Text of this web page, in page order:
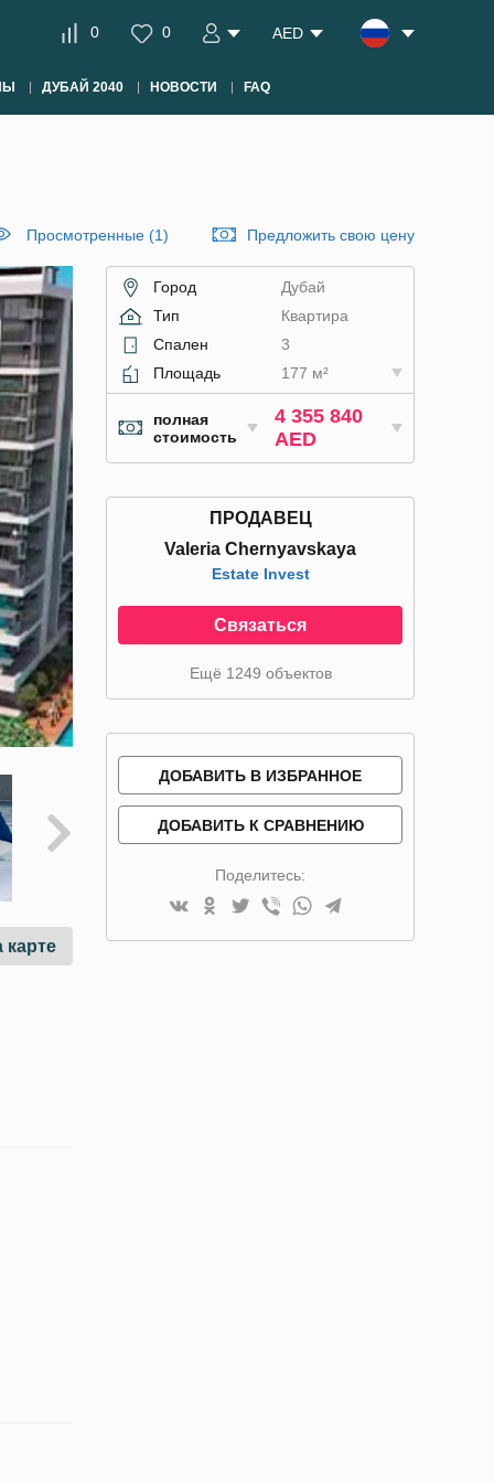
0 0 AED
ДУБАЙ 2040 НОВОСТИ FAQ
Просмотренные (1) Предложить свою цену
карте
Город
Дубай
Тип
Квартира
Спален
3
Площадь
177 м²
полная
стоимость
4 355 840
AED
ПРОДАВЕЦ
Valeria Chernyavskaya
Estate Invest
Связаться
Ещё 1249 объектов
ДОБАВИТЬ В ИЗБРАННОЕ
ДОБАВИТЬ К СРАВНЕНИЮ
Поделитесь: